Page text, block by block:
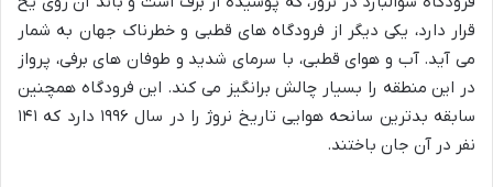
قرار دارد، یکی دیگر از فرودگاه های قطبی و خطرناک جهان به شمار
می آید. آب و هوای قطبی، با سرمای شدید و طوفان های برفی، پرواز
در این منطقه را بسیار چالش برانگیز می کند. این فرودگاه همچنین
سابقه بدترین سانحه هوایی تاریخ نروژ را در سال ۱۹۹۶ دارد که ۱۴۱
نفر در آن جان باختند.